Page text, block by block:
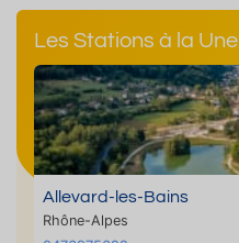
Les Stations à la Une
Allevard-les-Bains
Rhône-Alpes